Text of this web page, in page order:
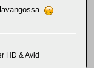
HD & Avid